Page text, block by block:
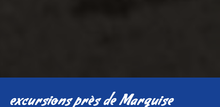
excursions près de Marquise